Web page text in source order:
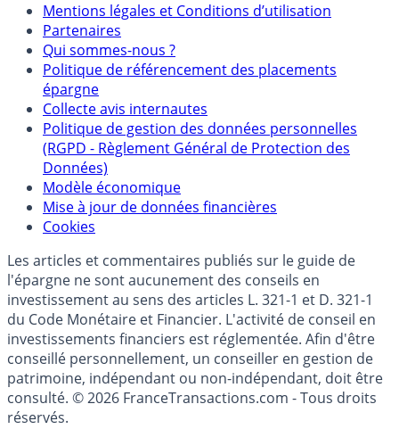
Mentions légales et Conditions d’utilisation
Partenaires
Qui sommes-nous ?
Politique de référencement des placements
épargne
Collecte avis internautes
Politique de gestion des données personnelles
(RGPD - Règlement Général de Protection des
Données)
Modèle économique
Mise à jour de données financières
Cookies
Les articles et commentaires publiés sur le guide de
l'épargne ne sont aucunement des conseils en
investissement au sens des articles L. 321-1 et D. 321-1
du Code Monétaire et Financier. L'activité de conseil en
investissements financiers est réglementée. Afin d'être
conseillé personnellement, un conseiller en gestion de
patrimoine, indépendant ou non-indépendant, doit être
consulté. © 2026 FranceTransactions.com - Tous droits
réservés.